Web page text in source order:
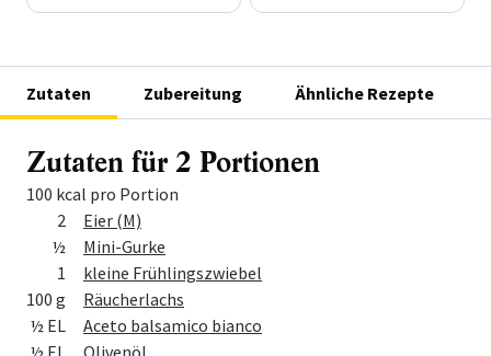
Zutaten Zubereitung Ähnliche Rezepte
Zutaten für 2 Portionen
100 kcal pro Portion
Menge
Zutat
2
Eier (M)
½
Mini-Gurke
1
kleine Frühlingszwiebel
100 g
Räucherlachs
½ EL
Aceto balsamico bianco
½ EL
Olivenöl